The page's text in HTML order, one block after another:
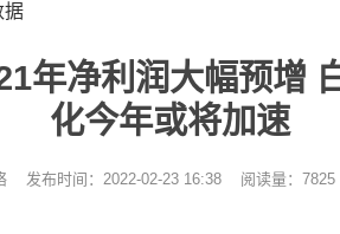
据
年净利润大幅预增
化今年或将加速
发布时间：2022-02-23 16:38 阅读量：